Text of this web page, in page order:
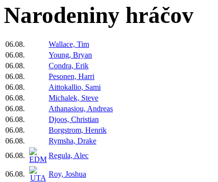
Narodeniny hráčov
06.08.
Wallace, Tim
06.08.
Young, Bryan
06.08.
Condra, Erik
06.08.
Pesonen, Harri
06.08.
Aittokallio, Sami
06.08.
Michalek, Steve
06.08.
Athanasiou, Andreas
06.08.
Djoos, Christian
06.08.
Borgstrom, Henrik
06.08.
Rymsha, Drake
06.08.
Regula, Alec
06.08. Roy, Joshua